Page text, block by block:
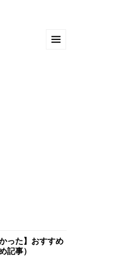
った】おすすめ
記事）